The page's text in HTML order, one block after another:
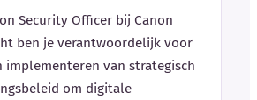
Security Officer bij Canon
ben je verantwoordelijk voor
van strategisch
om digitale